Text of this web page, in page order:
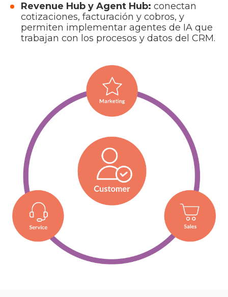
Revenue Hub y Agent Hub: conectan
cotizaciones, facturación y cobros, y
permiten implementar agentes de IA que
trabajan con los procesos y datos del CRM.